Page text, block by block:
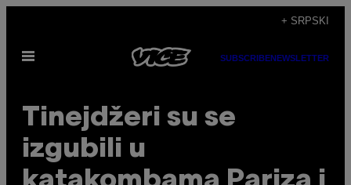
садржај
+ SRPSKI
Otvori
SUBSCRIBENEWSLETTER
Tinejdžeri su se
izgubili u